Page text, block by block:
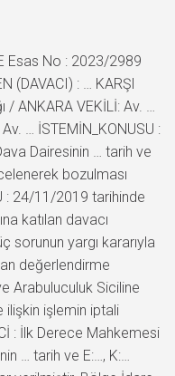
Esas No : 2023/2989
(DAVACI) : … KARŞI
/ ANKARA VEKİLİ: Av. …
… İSTEMİN_KONUSU :
Dairesinin … tarih ve
bozulması
: 24/11/2019 tarihinde
katılan davacı
sorunun yargı kararıyla
değerlendirme
Arabuluculuk Siciline
ilişkin işlemin iptali
: İlk Derece Mahkemesi
… tarih ve E:…, K:…